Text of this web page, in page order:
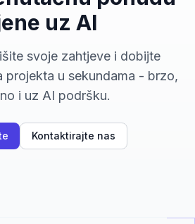
uz AI
svoje zahtjeve i dobijte
projekta u sekundama - brzo,
i uz AI podršku.
Kontaktirajte nas